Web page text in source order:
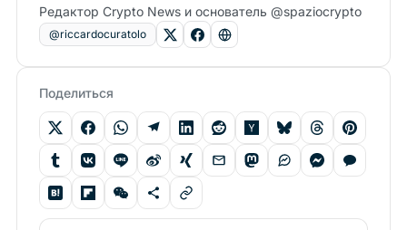
Редактор Crypto News и основатель @spaziocrypto
@riccardocuratolo
Поделиться